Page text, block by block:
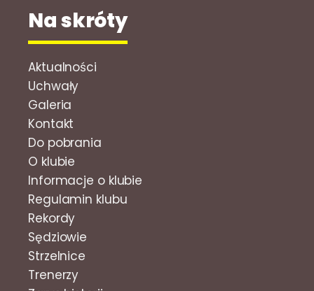
Na skróty
Aktualności
Uchwały
Galeria
Kontakt
Do pobrania
O klubie
Informacje o klubie
Regulamin klubu
Rekordy
Sędziowie
Strzelnice
Trenerzy